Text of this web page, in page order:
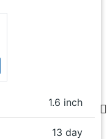
1.6 inch
13 day